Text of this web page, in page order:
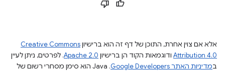
אלא אם צוין אחרת, התוכן של דף זה הוא ברישיוןCreative Commons
Attribution 4.0 ודוגמאות הקוד הן ברישיון Apache 2.0. לפרטים, ניתן לעיין
במדיניות האתר Google Developers‏
.‏ Java הוא סימן מסחרי רשום של